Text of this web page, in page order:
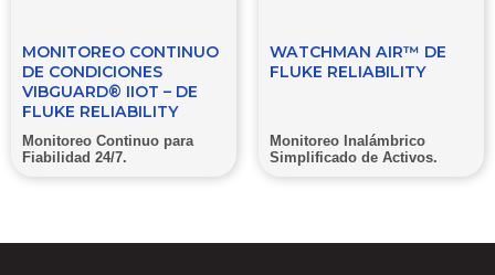
MONITOREO CONTINUO
DE CONDICIONES
VIBGUARD® IIOT – DE
FLUKE RELIABILITY
Monitoreo Continuo para
Fiabilidad 24/7.
WATCHMAN AIR™ DE
FLUKE RELIABILITY
Monitoreo Inalámbrico
Simplificado de Activos.